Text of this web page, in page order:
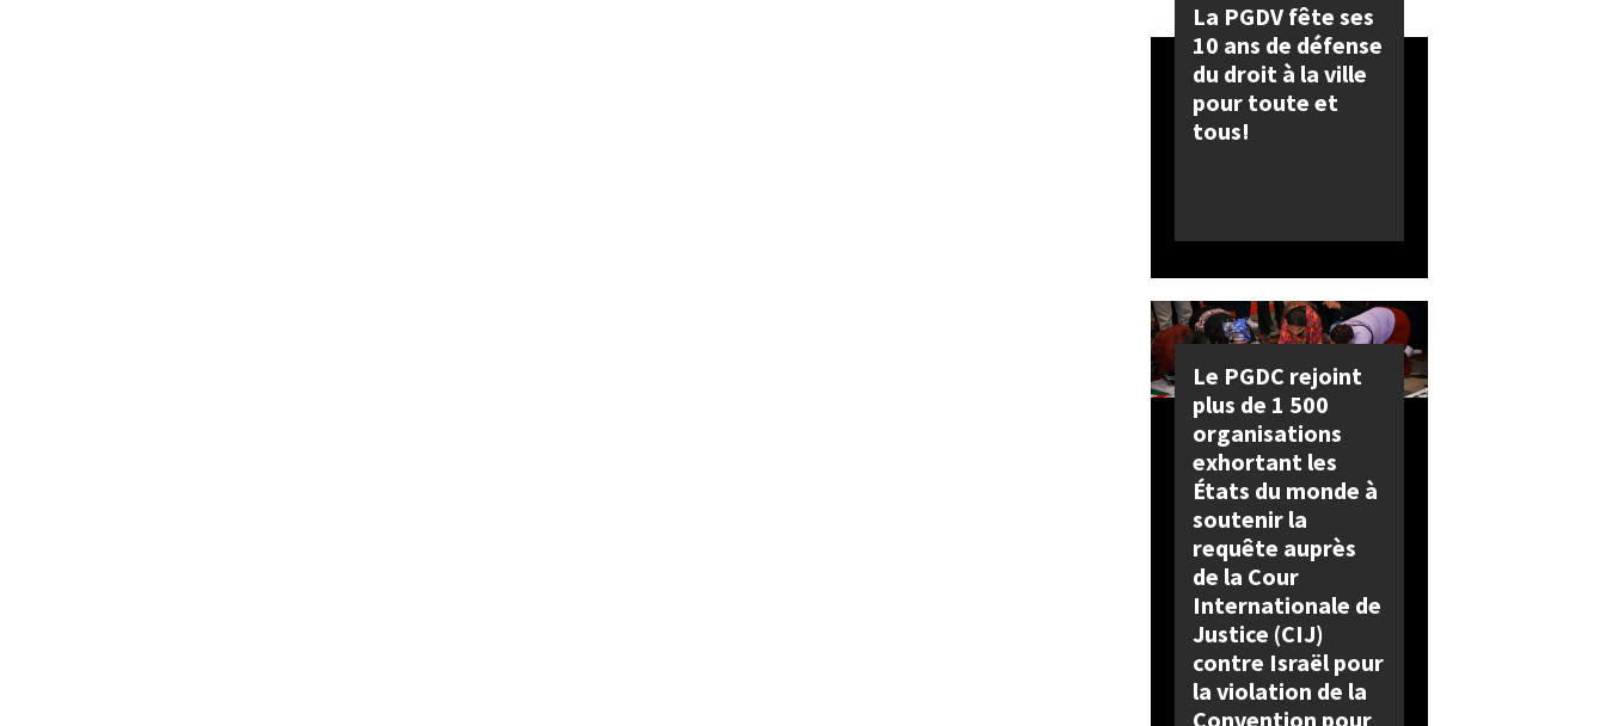
La PGDV fête ses
10 ans de défense
du droit à la ville
pour toute et
tous!
Le PGDC rejoint
plus de 1 500
organisations
exhortant les
États du monde à
soutenir la
requête auprès
de la Cour
Internationale de
Justice (CIJ)
contre Israël pour
la violation de la
Convention pour